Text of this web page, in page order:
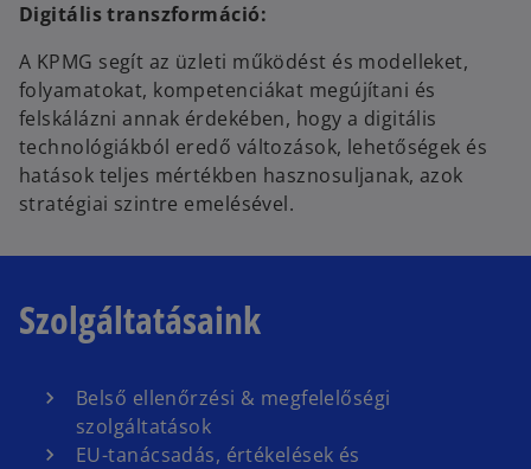
Digitális transzformáció:
A KPMG segít az üzleti működést és modelleket,
folyamatokat, kompetenciákat megújítani és
felskálázni annak érdekében, hogy a digitális
technológiákból eredő változások, lehetőségek és
hatások teljes mértékben hasznosuljanak, azok
stratégiai szintre emelésével.
Szolgáltatásaink
Belső ellenőrzési & megfelelőségi
szolgáltatások
EU-tanácsadás, értékelések és